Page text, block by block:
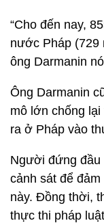
“Cho đến nay,
nước Pháp (729
ông Darmanin
Ông Darmanin
mô lớn chống
ra ở Pháp vào
Người đứng đầu
cảnh sát để
này. Đồng thời,
thực thi pháp